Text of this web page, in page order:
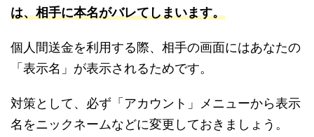
は、相手に本名がバレてしまいます。
個人間送金を利用する際、相手の画面にはあなたの
「表示名」が表示されるためです。
対策として、必ず「アカウント」メニューから表示
名をニックネームなどに変更しておきましょう。